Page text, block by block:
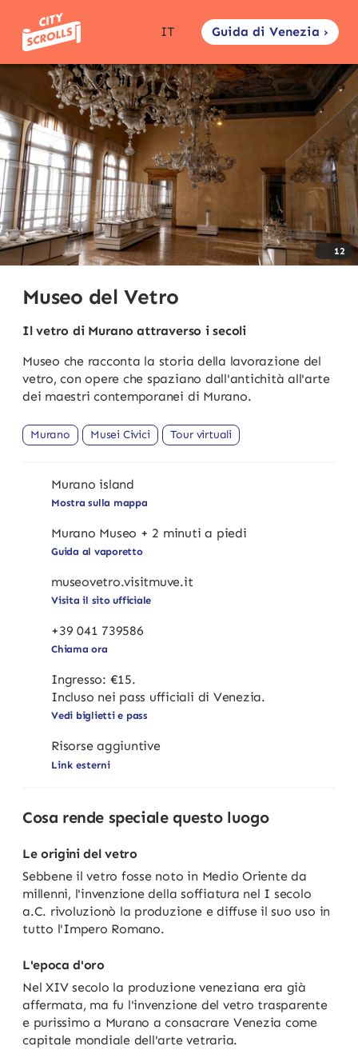
IT Guida di Venezia ›
12
Museo del Vetro
Il vetro di Murano attraverso i secoli
Museo che racconta la storia della lavorazione del
vetro, con opere che spaziano dall'antichità all'arte
dei maestri contemporanei di Murano.
Murano Musei Civici Tour virtuali
Murano island
Mostra sulla mappa
Murano Museo + 2 minuti a piedi
Guida al vaporetto
museovetro.visitmuve.it
Visita il sito ufficiale
+39 041 739586
Chiama ora
Ingresso: €15.
Incluso nei pass ufficiali di Venezia.
Vedi biglietti e pass
Risorse aggiuntive
Link esterni
Cosa rende speciale questo luogo
Le origini del vetro
Sebbene il vetro fosse noto in Medio Oriente da
millenni, l'invenzione della soffiatura nel I secolo
a.C. rivoluzionò la produzione e diffuse il suo uso in
tutto l'Impero Romano.
L'epoca d'oro
Nel XIV secolo la produzione veneziana era già
affermata, ma fu l'invenzione del vetro trasparente
e purissimo a Murano a consacrare Venezia come
capitale mondiale dell'arte vetraria.